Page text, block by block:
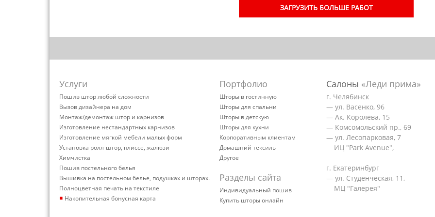
ЗАГРУЗИТЬ БОЛЬШЕ РАБОТ
Услуги
Пошив штор любой сложности
Вызов дизайнера на дом
Монтаж/демонтаж штор и карнизов
Изготовление нестандартных карнизов
Изготовление мягкой мебели малых форм
Установка ролл-штор, плиссе, жалюзи
Химчистка
Пошив постельного белья
Вышивка на постельном белье, подушках и шторах.
Полноцветная печать на текстиле
▪ Накопительная бонусная карта
Портфолио
Шторы в гостинную
Шторы для спальни
Шторы в детскую
Шторы для кухни
Корпоративным клиентам
Домашний тексиль
Другое
Разделы сайта
Индивидуальный пошив
Купить шторы онлайн
Салоны «Леди прима»
г. Челябинск
— ул. Васенко, 96
— Ак. Королёва, 15
— Комсомольский пр., 69
— ул. Лесопарковая, 7
ИЦ "Park Avenue",
г. Екатеринбург
— ул. Студенческая, 11,
МЦ "Галерея"